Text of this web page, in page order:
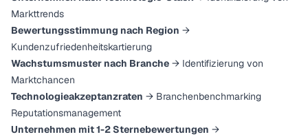
Markttrends
Bewertungsstimmung nach Region →
Kundenzufriedenheitskartierung
Wachstumsmuster nach Branche → Identifizierung von
Marktchancen
Technologieakzeptanzraten → Branchenbenchmarking
Reputationsmanagement
Unternehmen mit 1-2 Sternebewertungen →